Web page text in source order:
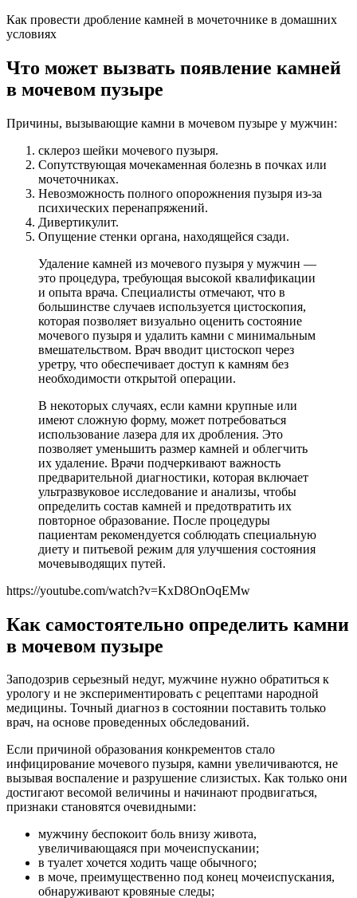
Как провести дробление камней в мочеточнике в домашних
условиях
Что может вызвать появление камней
в мочевом пузыре
Причины, вызывающие камни в мочевом пузыре у мужчин:
склероз шейки мочевого пузыря.
Сопутствующая мочекаменная болезнь в почках или
мочеточниках.
Невозможность полного опорожнения пузыря из-за
психических перенапряжений.
Дивертикулит.
Опущение стенки органа, находящейся сзади.
Удаление камней из мочевого пузыря у мужчин —
это процедура, требующая высокой квалификации
и опыта врача. Специалисты отмечают, что в
большинстве случаев используется цистоскопия,
которая позволяет визуально оценить состояние
мочевого пузыря и удалить камни с минимальным
вмешательством. Врач вводит цистоскоп через
уретру, что обеспечивает доступ к камням без
необходимости открытой операции.
В некоторых случаях, если камни крупные или
имеют сложную форму, может потребоваться
использование лазера для их дробления. Это
позволяет уменьшить размер камней и облегчить
их удаление. Врачи подчеркивают важность
предварительной диагностики, которая включает
ультразвуковое исследование и анализы, чтобы
определить состав камней и предотвратить их
повторное образование. После процедуры
пациентам рекомендуется соблюдать специальную
диету и питьевой режим для улучшения состояния
мочевыводящих путей.
https://youtube.com/watch?v=KxD8OnOqEMw
Как самостоятельно определить камни
в мочевом пузыре
Заподозрив серьезный недуг, мужчине нужно обратиться к
урологу и не экспериментировать с рецептами народной
медицины. Точный диагноз в состоянии поставить только
врач, на основе проведенных обследований.
Если причиной образования конкрементов стало
инфицирование мочевого пузыря, камни увеличиваются, не
вызывая воспаление и разрушение слизистых. Как только они
достигают весомой величины и начинают продвигаться,
признаки становятся очевидными:
мужчину беспокоит боль внизу живота,
увеличивающаяся при мочеиспускании;
в туалет хочется ходить чаще обычного;
в моче, преимущественно под конец мочеиспускания,
обнаруживают кровяные следы;